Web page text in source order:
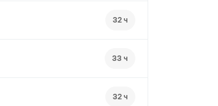
32 ч
33 ч
32 ч